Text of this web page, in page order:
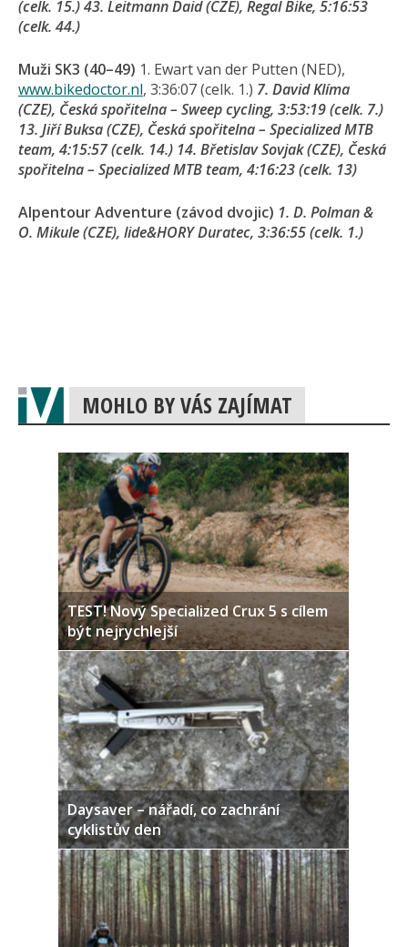
(celk. 15.) 43. Leitmann Daid (CZE), Regal Bike, 5:16:53
(celk. 44.)
Muži SK3 (40–49) 1. Ewart van der Putten (NED),
www.bikedoctor.nl, 3:36:07 (celk. 1.) 7. David Klíma
(CZE), Česká spořitelna – Sweep cycling, 3:53:19 (celk. 7.)
13. Jiří Buksa (CZE), Česká spořitelna – Specialized MTB
team, 4:15:57 (celk. 14.) 14. Břetislav Sovjak (CZE), Česká
spořitelna – Specialized MTB team, 4:16:23 (celk. 13)
Alpentour Adventure (závod dvojic) 1. D. Polman &
O. Mikule (CZE), lide&HORY Duratec, 3:36:55 (celk. 1.)
MOHLO BY VÁS ZAJÍMAT
TEST! Nový Specialized Crux 5 s cílem
být nejrychlejší
Daysaver – nářadí, co zachrání
cyklistův den